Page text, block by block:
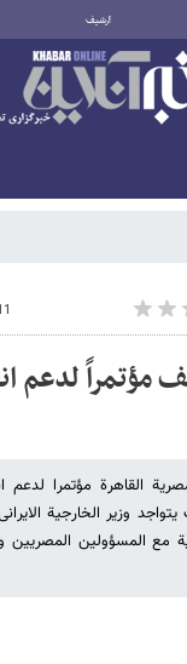
أرشيف
11 يناير
مؤتمراً لدعم
القاهرة مؤتمرا لدعم
وزیر الخارجیة
مع المسؤولین المصریین